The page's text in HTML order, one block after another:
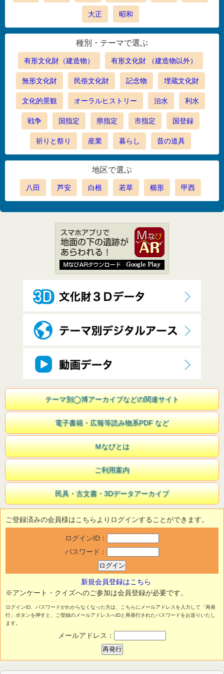
大正 昭和
種別・テーマで選ぶ
有形文化財（建造物） 有形文化財 （建造物以外）
無形文化財 民俗文化財 記念物 埋蔵文化財
文化的景観 オーラルヒストリー 治水 利水
戦争 国指定 県指定 市指定 国登録
祈りと祭り 産業 暮らし 昔の道具
地区で選ぶ
八田 芦安 白根 若草 櫛形 甲西
テーマ別◯博アーカイブなどの関連サイト
電子書籍・広報等読み物系PDF など
Ｍなびとは
ご利用案内
民具・古文書・3Dデータアーカイブ
ご登録済みの会員様はこちらよりログインすることができます。
ログインID：
パスワード：
新規会員登録はこちら
※アンケート・クイズへのご参加は会員登録が必要です。
ログインID、パスワードがわからなくなった方は、こちらにメールアドレスを入力して「再発
行」ボタンを押すと、ご登録のメールアドレスへIDと再発行されたパスワードをお送りいたし
ます。
メールアドレス：